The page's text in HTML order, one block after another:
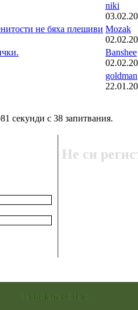
niki
не бяха плешиви Mozak
Banshee
goldman
секунди с 38 запитвания.
Не си
ЗА ВРЪЗКА С НАС: